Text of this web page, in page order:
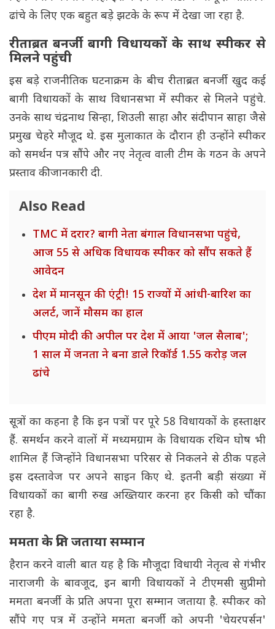
ढांचे के लिए एक बहुत बड़े झटके के रूप में देखा जा रहा है.
रीताब्रत बनर्जी बागी विधायकों के साथ स्पीकर से
मिलने पहुंची
इस बड़े राजनीतिक घटनाक्रम के बीच रीताब्रत बनर्जी खुद कई
बागी विधायकों के साथ विधानसभा में स्पीकर से मिलने पहुंचे.
उनके साथ चंद्रनाथ सिन्हा, शिउली साहा और संदीपान साहा जैसे
प्रमुख चेहरे मौजूद थे. इस मुलाकात के दौरान ही उन्होंने स्पीकर
को समर्थन पत्र सौंपे और नए नेतृत्व वाली टीम के गठन के अपने
प्रस्ताव की जानकारी दी.
Also Read
TMC में दरार? बागी नेता बंगाल विधानसभा पहुंचे,
आज 55 से अधिक विधायक स्पीकर को सौंप सकते हैं
आवेदन
देश में मानसून की एंट्री! 15 राज्यों में आंधी-बारिश का
अलर्ट, जानें मौसम का हाल
पीएम मोदी की अपील पर देश में आया 'जल सैलाब';
1 साल में जनता ने बना डाले रिकॉर्ड 1.55 करोड़ जल
ढांचे
सूत्रों का कहना है कि इन पत्रों पर पूरे 58 विधायकों के हस्ताक्षर
हैं. समर्थन करने वालों में मध्यमग्राम के विधायक रथिन घोष भी
शामिल हैं जिन्होंने विधानसभा परिसर से निकलने से ठीक पहले
इस दस्तावेज पर अपने साइन किए थे. इतनी बड़ी संख्या में
विधायकों का बागी रुख अख्तियार करना हर किसी को चौंका
रहा है.
ममता के प्रति जताया सम्मान
हैरान करने वाली बात यह है कि मौजूदा विधायी नेतृत्व से गंभीर
नाराजगी के बावजूद, इन बागी विधायकों ने टीएमसी सुप्रीमो
ममता बनर्जी के प्रति अपना पूरा सम्मान जताया है. स्पीकर को
सौंपे गए पत्र में उन्होंने ममता बनर्जी को अपनी 'चेयरपर्सन'